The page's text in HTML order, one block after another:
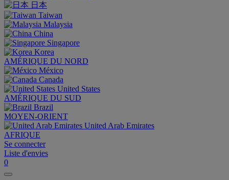
日本
Taiwan
Malaysia
China
Singapore
Korea
AMÉRIQUE DU NORD
México
Canada
United States
AMÉRIQUE DU SUD
Brazil
MOYEN-ORIENT
United Arab Emirates
AFRIQUE
Se connecter
Liste d'envies
0